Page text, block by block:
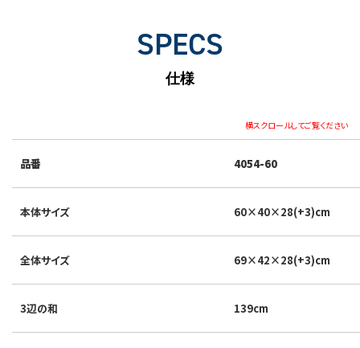
SPECS
仕様
横スクロールしてご覧ください
品番 4054-60
本体サイズ 60×40×28(+3)cm
全体サイズ 69×42×28(+3)cm
3辺の和 139cm